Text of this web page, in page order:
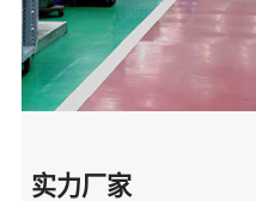
实力厂家